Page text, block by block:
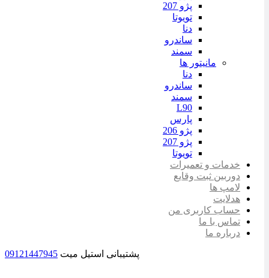
پژو 207
تویوتا
دنا
ساندرو
سمند
مانیتور ها
دنا
ساندرو
سمند
L90
پارس
پژو 206
پژو 207
تویوتا
خدمات و تعمیرات
دوربین ثبت وقایع
لامپ ها
هدلایت
حساب کاربری من
تماس با ما
درباره ما
پشتیبانی استیل میت 09121447945